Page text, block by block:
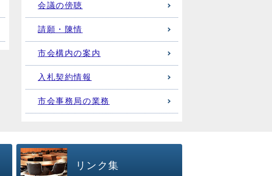
会議の傍聴
請願・陳情
市会構内の案内
入札契約情報
市会事務局の業務
リンク集